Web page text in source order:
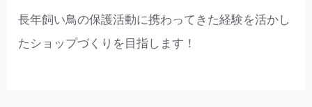
長年飼い鳥の保護活動に携わってきた経験を活かし
たショップづくりを目指します！